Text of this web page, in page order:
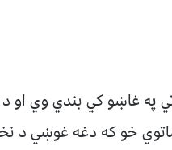
غاښو کي بندي وي او د
خو که دغه غوښي د